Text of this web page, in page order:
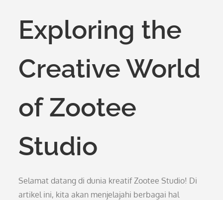
Exploring the
Creative World
of Zootee
Studio
Selamat datang di dunia kreatif Zootee Studio! Di
artikel ini, kita akan menjelajahi berbagai hal